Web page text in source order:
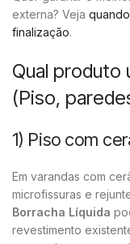
externa? Veja
finalização.
Qual produto
(Piso,
1) Piso com
Em varandas com
microfissuras e
Borracha Líquida
revestimento